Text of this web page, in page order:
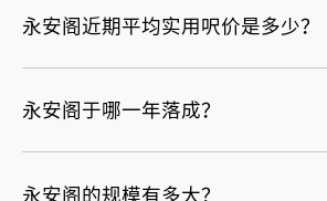
永安阁近期平均实用呎价是多少？
永安阁于哪一年落成？
永安阁的规模有多大？